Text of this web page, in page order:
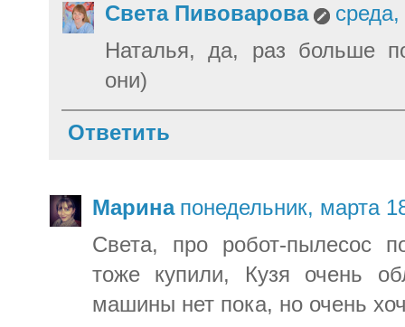
Света Пивоварова
Наталья, да, раз больше
они)
Ответить
Марина понедельник, марта
Света, про робот-пылесос
тоже купили, Кузя очень
машины нет пока, но очень